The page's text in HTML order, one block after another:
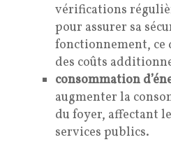
vérifications
pour assurer sa
fonctionnement,
des coûts
consommation
augmenter la
du foyer, affectant
services publics.